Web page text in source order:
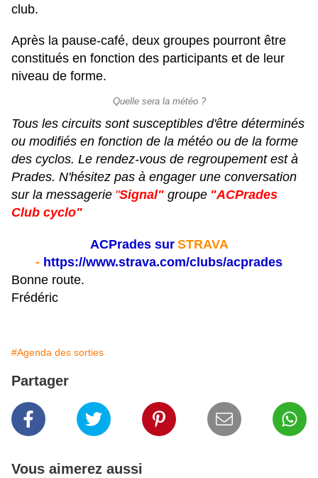
club.
Après la pause-café, deux groupes pourront être
constitués en fonction des participants et de leur
niveau de forme.
Quelle sera la météo ?
Tous les circuits sont susceptibles d'être déterminés
ou modifiés en fonction de la météo ou de la forme
des cyclos. Le rendez-vous de regroupement est à
Prades. N'hésitez pas à engager une conversation
sur la messagerie "Signal" groupe "ACPrades
Club cyclo"
ACPrades sur STRAVA
- https://www.strava.com/clubs/acprades
Bonne route.
Frédéric
#Agenda des sorties
Partager
Vous aimerez aussi